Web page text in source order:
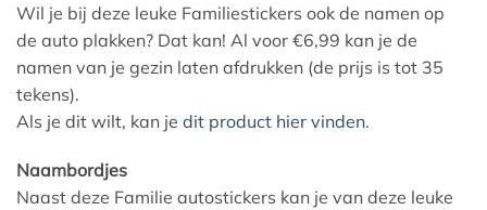
Wil je bij deze leuke Familiestickers ook de namen op
de auto plakken? Dat kan! Al voor €6,99 kan je de
namen van je gezin laten afdrukken (de prijs is tot 35
tekens).
Als je dit wilt, kan je dit product hier vinden.
Naambordjes
Naast deze Familie autostickers kan je van deze leuke